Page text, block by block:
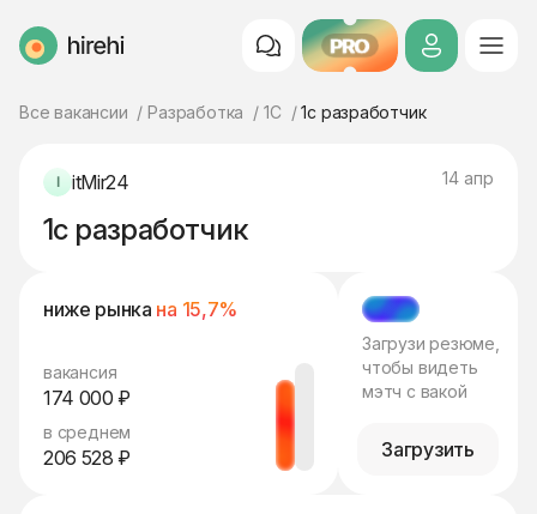
HireHi PRO
Все вакансии Разработка 1C 1с разработчик
itMir24 14 апр
1с разработчик
ниже рынка на 15,7%
вакансия
174 000 ₽
в среднем
206 528 ₽
МЭТЧ
Загрузи резюме,
чтобы видеть
мэтч с вакой
Загрузить